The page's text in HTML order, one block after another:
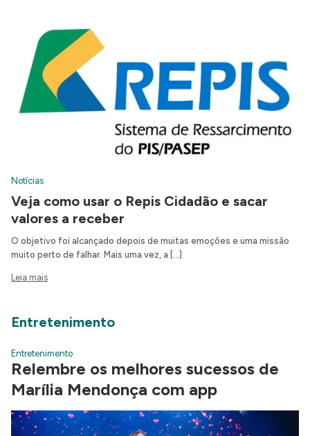
Notícias
Veja como usar o Repis Cidadão e sacar
valores a receber
O objetivo foi alcançado depois de muitas emoções e uma missão
muito perto de falhar. Mais uma vez, a […]
Leia mais
Entretenimento
Entretenimento
Relembre os melhores sucessos de
Marília Mendonça com app